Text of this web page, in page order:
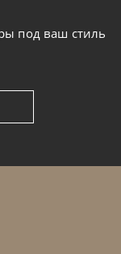
под ваш стиль